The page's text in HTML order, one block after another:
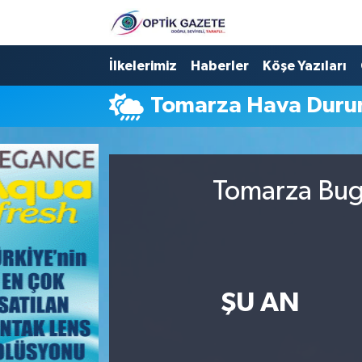
İlkelerimiz Haberler Köşe Yazıları
Tomarza Hava
Tomarza
ŞU AN
Nöbetçi Eczaneler
Hava Durumu
İstanbul Namaz Vakitleri
Trafik Durumu
Süper Lig Puan Durumu ve Fikstür
Tüm Manşetler
Son Dakika Haberleri
Haber Arşivi